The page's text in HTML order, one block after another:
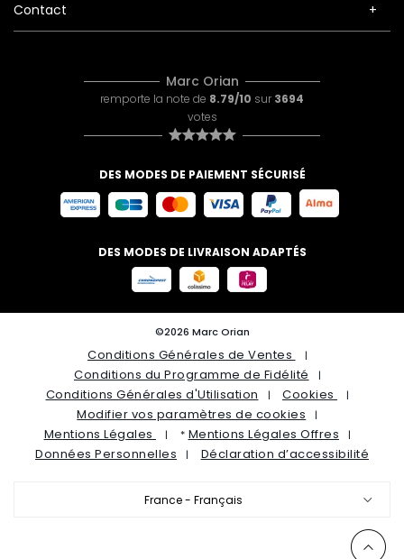
Contact
Marc Orian
remporte la note de 8.79/10 sur 3694
votes
DES MODES DE PAIEMENT SÉCURISÉ
DES MODES DE LIVRAISON ADAPTÉS
©2026 Marc Orian
Conditions Générales de Ventes
Conditions du Programme de Fidélité
Conditions Générales d'Utilisation
Cookies
Modifier vos paramètres de cookies
Mentions Légales
* Mentions Légales Offres
Données Personnelles
Déclaration d’accessibilité
France - Français